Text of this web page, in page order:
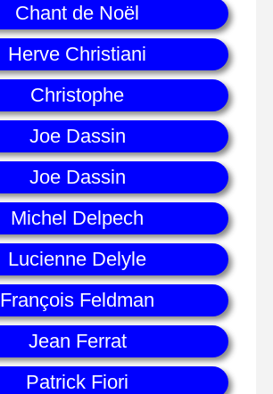
Chant de Noël
Herve Christiani
Christophe
Joe Dassin
Joe Dassin
Michel Delpech
Lucienne Delyle
François Feldman
Jean Ferrat
Patrick Fiori